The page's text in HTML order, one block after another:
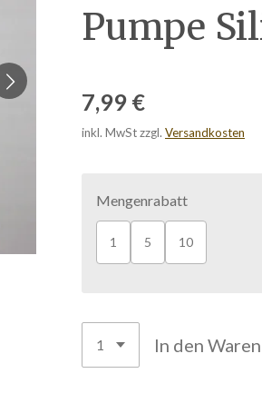
Pumpe
7,99 €
inkl. MwSt zzgl. Versandkosten
Mengenrabatt
1 5 10
In den